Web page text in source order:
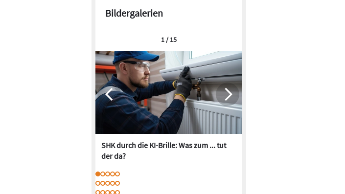
Bildergalerien
SHK durch die KI-Brille: Was zum ... tut
der da?
1 / 15